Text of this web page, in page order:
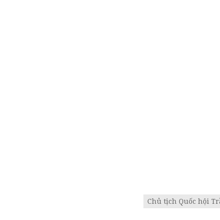
Chủ tịch Quốc hội